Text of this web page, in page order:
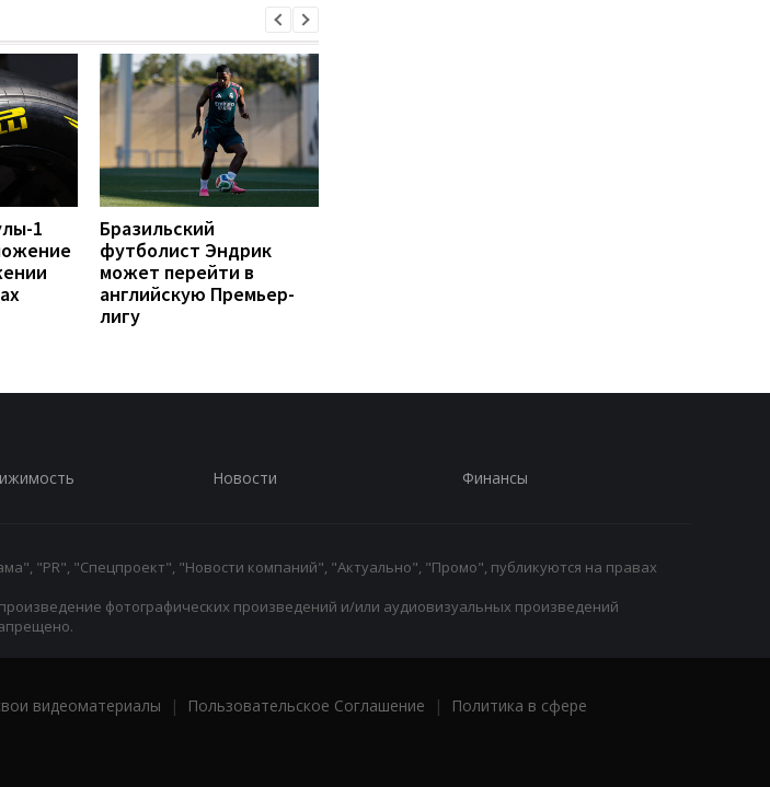
1
Бразильский
футболист Эндрик
может перейти в
английскую Премьер-
лигу
Новости Финансы
"PR", "Спецпроект", "Новости компаний", "Актуально", "Промо", публикуются на правах
фотографических произведений и/или аудиовизуальных произведений
видеоматериалы | Пользовательское Соглашение |
Политика в сфере